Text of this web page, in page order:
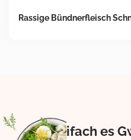
Rassige Bündnerfleisch
Eifach es